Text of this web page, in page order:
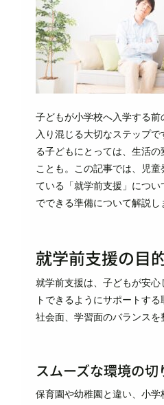
子どもが小学校へ入学する
入り混じる大切なステップ
る子どもにとっては、生活の
ことも。この記事では、児
ている「就学前支援」につ
でできる準備について解説し
就学前支援の目
就学前支援は、子どもが安
トできるようにサポートする
社会面、学習面のバランスを
スムーズな環境の
保育園や幼稚園と違い、小